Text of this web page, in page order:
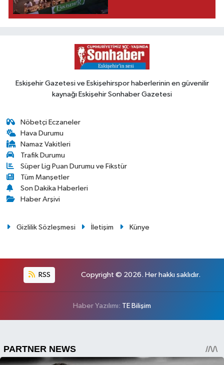
Eskişehir Gazetesi ve Eskişehirspor haberlerinin en güvenilir
kaynağı Eskişehir Sonhaber Gazetesi
Nöbetçi Eczaneler
Hava Durumu
Namaz Vakitleri
Trafik Durumu
Süper Lig Puan Durumu ve Fikstür
Tüm Manşetler
Son Dakika Haberleri
Haber Arşivi
Gizlilik Sözleşmesi İletişim Künye
RSS Copyright © 2026. Her hakkı saklıdır.
Haber Yazılımı: TE Bilişim